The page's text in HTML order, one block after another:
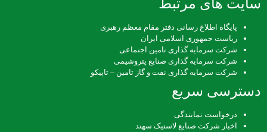
سایت های مرتبط
پایگاه اطلاع رسانی دفتر مقام معظم رهبری
ریاست جمهوری اسلامی ایران
شرکت سرمایه گذاری تامین اجتماعی
شرکت سرمایه گذاری صنایع پتروشیمی
شرکت سرمایه گذاری نفت و گاز تامین – تاپیکو
دسترسی سریع
درخواست نمایندگی
اخبار شرکت صنایع لاستیک سهند